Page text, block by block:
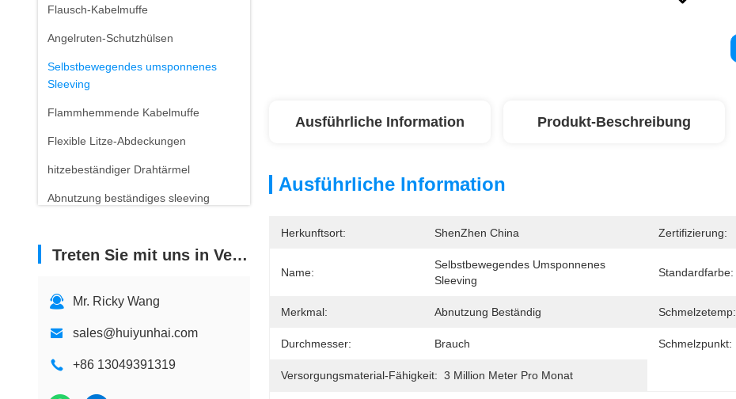
Flausch-Kabelmuffe
Angelruten-Schutzhülsen
Selbstbewegendes umsponnenes
Sleeving
Flammhemmende Kabelmuffe
Flexible Litze-Abdeckungen
hitzebeständiger Drahtärmel
Abnutzung beständiges sleeving
Treten Sie mit uns in Verbindung
Mr. Ricky Wang
sales@huiyunhai.com
+86 13049391319
Ausführliche Information Produkt-Beschreibung
Ausführliche Information
Herkunftsort: ShenZhen China Zertifizierung:
Name:
Selbstbewegendes Umsponnenes
Sleeving
Standardfarbe:
Merkmal: Abnutzung Beständig Schmelzetemp:
Durchmesser: Brauch Schmelzpunkt:
Versorgungsmaterial-Fähigkeit: 3 Million Meter Pro Monat